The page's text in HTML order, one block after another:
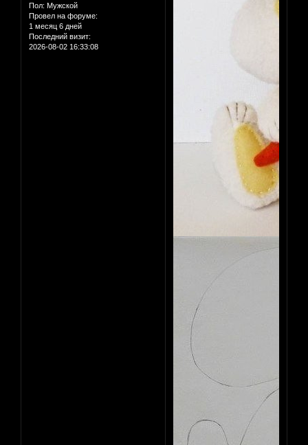
Пол: Мужской
Провел на форуме:
1 месяц 6 дней
Последний визит:
2026-08-02 16:33:08